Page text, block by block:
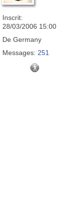
Inscrit:
28/03/2006 15:00
De Germany
Messages: 251